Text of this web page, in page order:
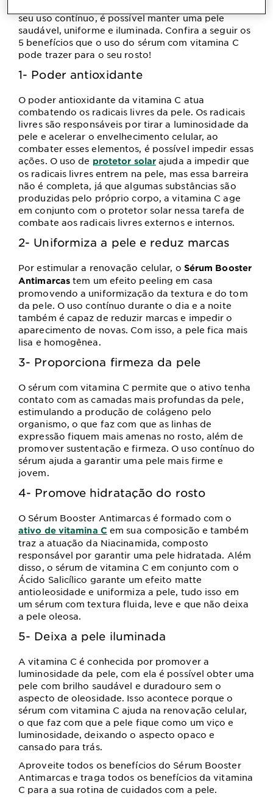
seu uso contínuo, é possível manter uma pele
saudável, uniforme e iluminada. Confira a seguir os
5 benefícios que o uso do sérum com vitamina C
pode trazer para o seu rosto!
1- Poder antioxidante
O poder antioxidante da vitamina C atua
combatendo os radicais livres da pele. Os radicais
livres são responsáveis por tirar a luminosidade da
pele e acelerar o envelhecimento celular, ao
combater esses elementos, é possível impedir essas
ações. O uso de protetor solar ajuda a impedir que
os radicais livres entrem na pele, mas essa barreira
não é completa, já que algumas substâncias são
produzidas pelo próprio corpo, a vitamina C age
em conjunto com o protetor solar nessa tarefa de
combate aos radicais livres externos e internos.
2- Uniformiza a pele e reduz marcas
Por estimular a renovação celular, o Sérum Booster
Antimarcas tem um efeito peeling em casa
promovendo a uniformização da textura e do tom
da pele. O uso contínuo durante o dia e a noite
também é capaz de reduzir marcas e impedir o
aparecimento de novas. Com isso, a pele fica mais
lisa e homogênea.
3- Proporciona firmeza da pele
O sérum com vitamina C permite que o ativo tenha
contato com as camadas mais profundas da pele,
estimulando a produção de colágeno pelo
organismo, o que faz com que as linhas de
expressão fiquem mais amenas no rosto, além de
promover sustentação e firmeza. O uso contínuo do
sérum ajuda a garantir uma pele mais firme e
jovem.
4- Promove hidratação do rosto
O Sérum Booster Antimarcas é formado com o
ativo de vitamina C em sua composição e também
traz a atuação da Niacinamida, composto
responsável por garantir uma pele hidratada. Além
disso, o sérum de vitamina C em conjunto com o
Ácido Salicílico garante um efeito matte
antioleosidade e uniformiza a pele, tudo isso em
um sérum com textura fluida, leve e que não deixa
a pele oleosa.
5- Deixa a pele iluminada
A vitamina C é conhecida por promover a
luminosidade da pele, com ela é possível obter uma
pele com brilho saudável e duradouro sem o
aspecto de oleosidade. Isso acontece porque o
sérum com vitamina C ajuda na renovação celular,
o que faz com que a pele fique como um viço e
luminosidade, deixando o aspecto opaco e
cansado para trás.
Aproveite todos os benefícios do Sérum Booster
Antimarcas e traga todos os benefícios da vitamina
C para a sua rotina de cuidados com a pele.